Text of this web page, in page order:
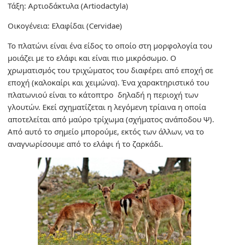
Τάξη: Αρτιοδάκτυλα (Artiodactyla)
Οικογένεια: Ελαφίδαι (Cervidae)
Το πλατώνι είναι ένα είδος το οποίο στη μορφολογία του
μοιάζει με το ελάφι και είναι πιο μικρόσωμο. Ο
χρωματισμός του τριχώματος του διαφέρει από εποχή σε
εποχή (καλοκαίρι και χειμώνα). Ένα χαρακτηριστικό του
πλατωνιού είναι το κάτοπτρο δηλαδή η περιοχή των
γλουτών. Εκεί σχηματίζεται η λεγόμενη τρίαινα η οποία
αποτελείται από μαύρο τρίχωμα (σχήματος ανάποδου Ψ).
Από αυτό το σημείο μπορούμε, εκτός των άλλων, να το
αναγνωρίσουμε από το ελάφι ή το ζαρκάδι.